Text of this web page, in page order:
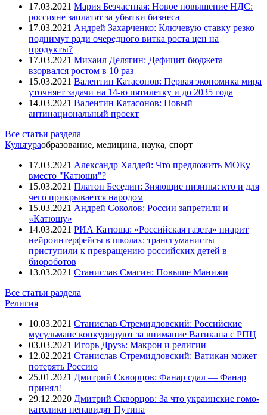
17.03.2021 Мария Безчастная: Новое повышение НДС:
россияне заплатят за убытки бизнеса
17.03.2021 Андрей Захарченко: Ключевую ставку резко
поднимут ради очередного витка роста цен на
продукты?
17.03.2021 Михаил Делягин: Дефицит бюджета
взорвался ростом в 10 раз
15.03.2021 Валентин Катасонов: Первая экономика мира
уточняет задачи на 14-ю пятилетку и до 2035 года
14.03.2021 Валентин Катасонов: Новый
антинациональный проект
Все статьи раздела
Культураобразование, медицина, наука, спорт
17.03.2021 Александр Халдей: Что предложить МОКу
вместо "Катюши"?
15.03.2021 Платон Беседин: Зияющие низины: кто и для
чего прикрывается народом
15.03.2021 Андрей Соколов: России запретили и
«Катюшу»
14.03.2021 РИА Катюша: «Российская газета» пиарит
нейроинтерфейсы в школах: трансгуманисты
приступили к превращению российских детей в
биороботов
13.03.2021 Станислав Смагин: Повыше Манижи
Все статьи раздела
Религия
10.03.2021 Станислав Стремидловский: Российские
мусульмане конкурируют за внимание Ватикана с РПЦ
03.03.2021 Игорь Друзь: Макрон и религии
12.02.2021 Станислав Стремидловский: Ватикан может
потерять Россию
25.01.2021 Дмитрий Скворцов: Фанар сдал — Фанар
принял!
29.12.2020 Дмитрий Скворцов: За что украинские гомо-
католики ненавидят Путина